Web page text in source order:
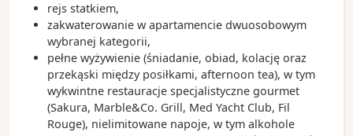
rejs statkiem,
zakwaterowanie w apartamencie dwuosobowym
wybranej kategorii,
pełne wyżywienie (śniadanie, obiad, kolację oraz
przekąski między posiłkami, afternoon tea), w tym
wykwintne restauracje specjalistyczne gourmet
(Sakura, Marble&Co. Grill, Med Yacht Club, Fil
Rouge), nielimitowane napoje, w tym alkohole